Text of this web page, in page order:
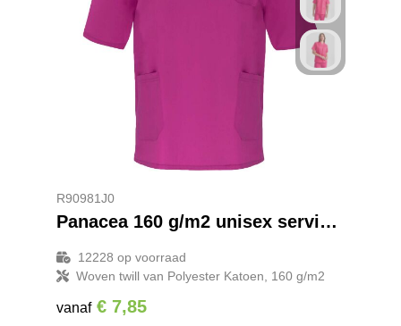
R90981J0
Panacea 160 g/m2 unisex servicehemd met korte mouwen
12228 op voorraad
Woven twill van Polyester Katoen, 160 g/m2
vanaf € 7,85